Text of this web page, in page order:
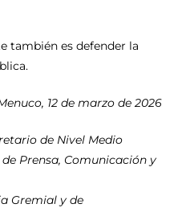
también es defender la
12 de marzo de 2026
de Nivel Medio
Prensa, Comunicación y
Gremial y de